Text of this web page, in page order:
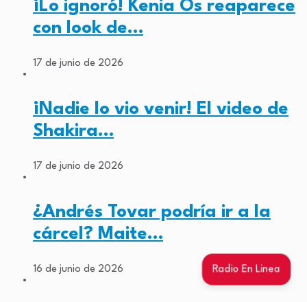
Radio En Linea
¡Lo ignoró! Kenia Os reaparece
con look de…
17 de junio de 2026
¡Nadie lo vio venir! El video de
Shakira…
17 de junio de 2026
¿Andrés Tovar podría ir a la
cárcel? Maite…
16 de junio de 2026